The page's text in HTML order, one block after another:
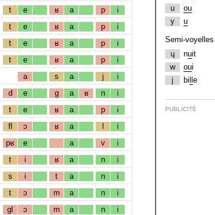
t e ʁ a p i
t e ʁ a p i
t e ʁ a p i
t e ʁ a p i
a s a j i
d e g a ʁ n i
t e ʁ a p i
fl ɔ ʁ a l i
pʁ e a v i
t i ʁ a n i
s i t a n i
t ɔ m a n i
gl ɔ m a n i
u
ou
y
u
Semi-voyelles
ɥ
nuit
w
oui
j
bi e
PUBLICITÉ